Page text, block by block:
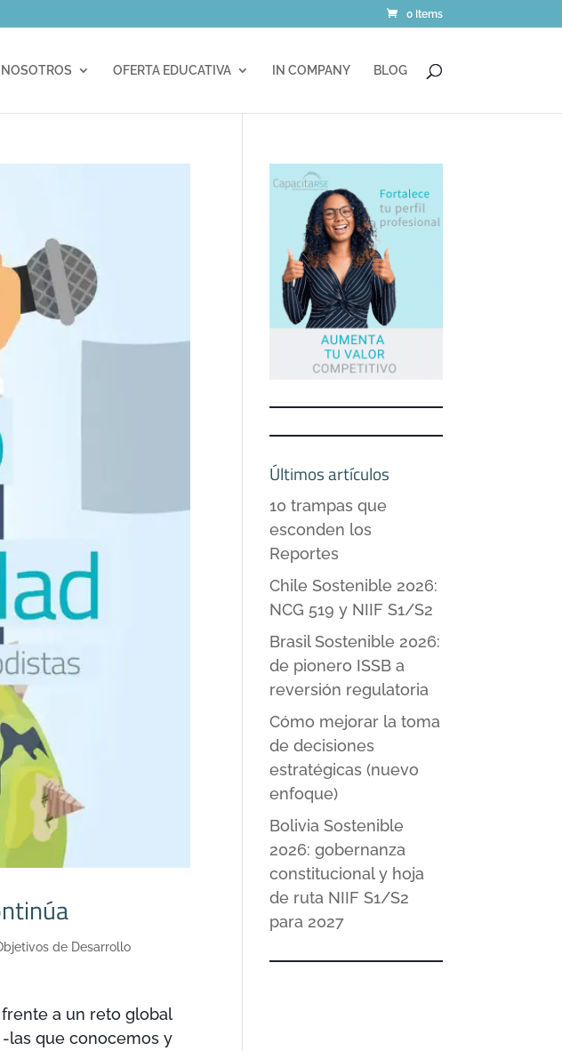
0 Items
NOSOTROS OFERTA EDUCATIVA IN COMPANY BLOG
de Desarrollo
a un reto global
-las que conocemos y
Últimos artículos
10 trampas que
esconden los
Reportes
Chile Sostenible 2026:
NCG 519 y NIIF S1/S2
Brasil Sostenible 2026:
de pionero ISSB a
reversión regulatoria
Cómo mejorar la toma
de decisiones
estratégicas (nuevo
enfoque)
Bolivia Sostenible
2026: gobernanza
constitucional y hoja
de ruta NIIF S1/S2
para 2027